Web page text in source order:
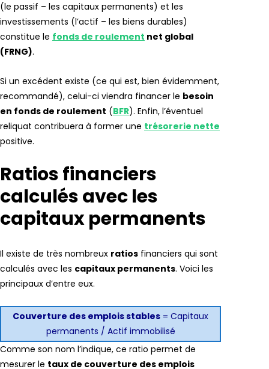
(le passif – les capitaux permanents) et les
investissements (l’actif – les biens durables)
constitue le fonds de roulement net global
(FRNG).
Si un excédent existe (ce qui est, bien évidemment,
recommandé), celui-ci viendra financer le besoin
en fonds de roulement (BFR). Enfin, l’éventuel
reliquat contribuera à former une trésorerie nette
positive.
Ratios financiers
calculés avec les
capitaux permanents
Il existe de très nombreux ratios financiers qui sont
calculés avec les capitaux permanents. Voici les
principaux d’entre eux.
Couverture des emplois stables = Capitaux
permanents / Actif immobilisé
Comme son nom l’indique, ce ratio permet de
mesurer le taux de couverture des emplois